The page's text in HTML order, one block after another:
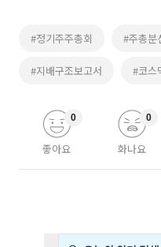
#정기주주총회 #주총분
#지배구조보고서 #코스
좋아요
0
화나요
0